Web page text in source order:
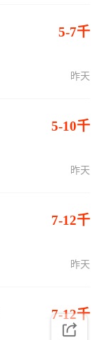
5-7千
昨天
5-10千
昨天
7-12千
昨天
7-12千